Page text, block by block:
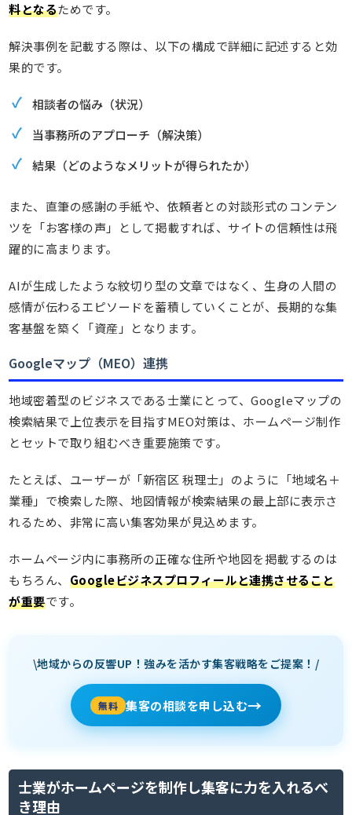
料となるためです。
解決事例を記載する際は、以下の構成で詳細に記述すると効
果的です。
相談者の悩み（状況）
当事務所のアプローチ（解決策）
結果（どのようなメリットが得られたか）
また、直筆の感謝の手紙や、依頼者との対談形式のコンテン
ツを「お客様の声」として掲載すれば、サイトの信頼性は飛
躍的に高まります。
AIが生成したような紋切り型の文章ではなく、生身の人間の
感情が伝わるエピソードを蓄積していくことが、長期的な集
客基盤を築く「資産」となります。
Googleマップ（MEO）連携
地域密着型のビジネスである士業にとって、Googleマップの
検索結果で上位表示を目指すMEO対策は、ホームページ制作
とセットで取り組むべき重要施策です。
たとえば、ユーザーが「新宿区 税理士」のように「地域名＋
業種」で検索した際、地図情報が検索結果の最上部に表示さ
れるため、非常に高い集客効果が見込めます。
ホームページ内に事務所の正確な住所や地図を掲載するのは
もちろん、 Googleビジネスプロフィールと連携させること
が重要です。
\地域からの反響UP！強みを活かす集客戦略をご提案！/
無料 集客の相談を申し込む→
士業がホームページを制作し集客に力を入れるべ
き理由